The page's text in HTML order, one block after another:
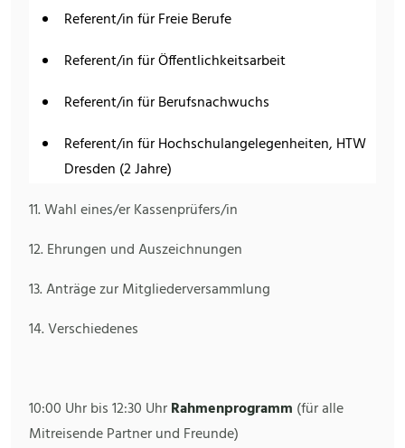
Referent/in für Freie Berufe
Referent/in für Öffentlichkeitsarbeit
Referent/in für Berufsnachwuchs
Referent/in für Hochschulangelegenheiten, HTW
Dresden (2 Jahre)
11. Wahl eines/er Kassenprüfers/in
12. Ehrungen und Auszeichnungen
13. Anträge zur Mitgliederversammlung
14. Verschiedenes
10:00 Uhr bis 12:30 UhrRahmenprogramm (für alle
Mitreisende Partner und Freunde)